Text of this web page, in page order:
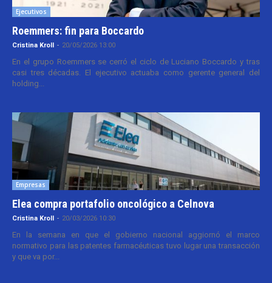
Ejecutivos
Roemmers: fin para Boccardo
Cristina Kroll - 20/05/2026 13:00
En el grupo Roemmers se cerró el ciclo de Luciano Boccardo y tras
casi tres décadas. El ejecutivo actuaba como gerente general del
holding...
Empresas
Elea compra portafolio oncológico a Celnova
Cristina Kroll - 20/03/2026 10:30
En la semana en que el gobierno nacional aggiornó el marco
normativo para las patentes farmacéuticas tuvo lugar una transacción
y que va por...